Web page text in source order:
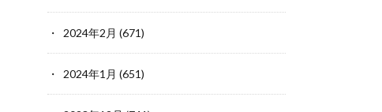
2024年2月 (671)
2024年1月 (651)